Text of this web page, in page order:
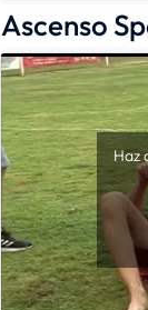
Ascenso
Haz